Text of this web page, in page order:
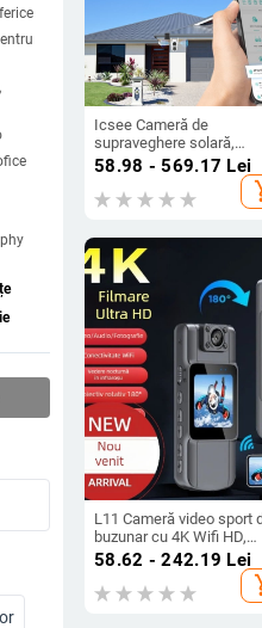
Icsee Cameră de
supraveghere solară,
wireless, cu dublă lentilă,
nocturnă
58.98 - 569.17 Lei
L11 Cameră video sport
buzunar cu 4K Wifi HD,
cameră video pentru
cu înregistrare Wifi,
ciclism
58.62 - 242.19 Lei